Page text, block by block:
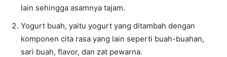
lain sehingga asamnya tajam.
Yogurt buah, yaitu yogurt yang ditambah dengan
komponen cita rasa yang lain seperti buah-buahan,
sari buah, flavor, dan zat pewarna.